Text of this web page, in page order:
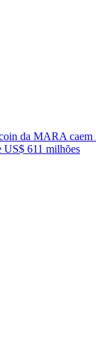
da MARA caem
US$ 611 milhões